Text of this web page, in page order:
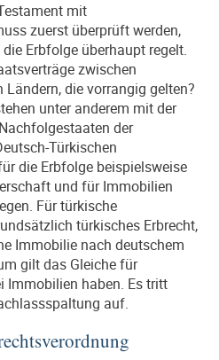
mit
zuerst überprüft werden,
Erbfolge überhaupt regelt.
zwischen
die vorrangig gelten?
unter anderem mit der
der
Türkischen
die Erbfolge beispielsweise
und für Immobilien
Für türkische
türkisches Erbrecht,
Immobilie nach deutschem
gilt das Gleiche für
Immobilien haben. Es tritt
auf.